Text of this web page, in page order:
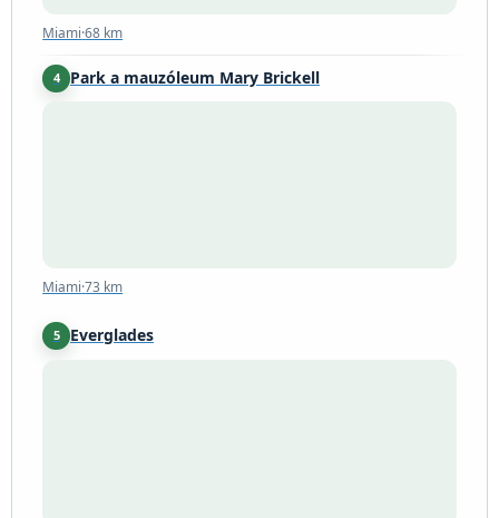
Miami·68 km
4 Park a mauzóleum Mary Brickell
Miami·73 km
5 Everglades